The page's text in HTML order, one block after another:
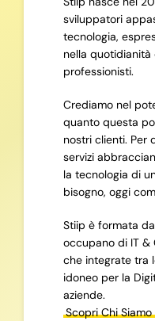
sviluppatori
tecnologia,
nella
professionisti.
Crediamo nel
quanto questa
nostri clienti. Per
servizi
la tecnologia di
bisogno, oggi
Stiip è formata
occupano di IT &
che integrate tra
idoneo per la
aziende.
Scopri Chi